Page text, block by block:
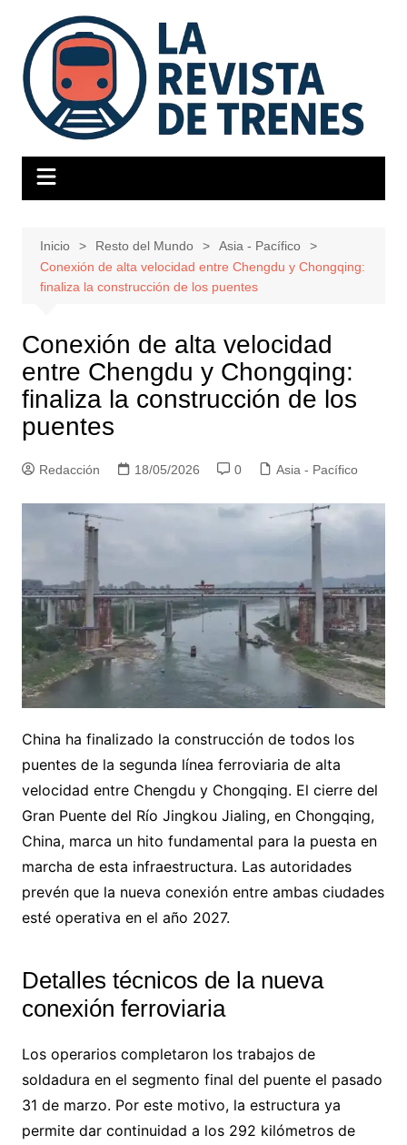
contenido
Inicio Resto del Mundo
Asia - Pacífico
Conexión de alta velocidad entre Chengdu y Chongqing:
finaliza la construcción de los puentes
Conexión de alta velocidad
entre Chengdu y Chongqing:
finaliza la construcción de los
puentes
Redacción 18/05/2026 0 Asia - Pacífico
China ha finalizado la construcción de todos los
puentes de la segunda línea ferroviaria de alta
velocidad entre Chengdu y Chongqing. El cierre del
Gran Puente del Río Jingkou Jialing, en Chongqing,
China, marca un hito fundamental para la puesta en
marcha de esta infraestructura. Las autoridades
prevén que la nueva conexión entre ambas ciudades
esté operativa en el año 2027.
Detalles técnicos de la nueva
conexión ferroviaria
Los operarios completaron los trabajos de
soldadura en el segmento final del puente el pasado
31 de marzo. Por este motivo, la estructura ya
permite dar continuidad a los 292 kilómetros de